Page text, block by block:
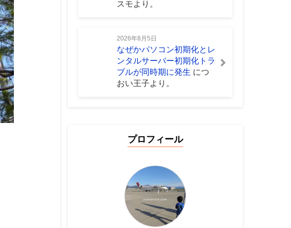
スモより。
2026年8月5日
なぜかパソコン初期化とレ
ンタルサーバー初期化トラ
ブルが同時期に発生 につ
おい王子より。
プロフィール